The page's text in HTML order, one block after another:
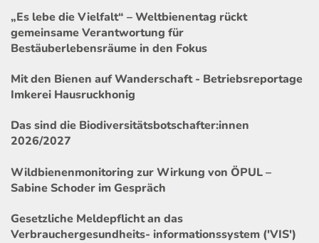
„Es lebe die Vielfalt“ – Weltbienentag rückt
gemeinsame Verantwortung für
Bestäuberlebensräume in den Fokus
Mit den Bienen auf Wanderschaft - Betriebsreportage
Imkerei Hausruckhonig
Das sind die Biodiversitätsbotschafter:innen
2026/2027
Wildbienenmonitoring zur Wirkung von ÖPUL –
Sabine Schoder im Gespräch
Gesetzliche Meldepflicht an das
Verbrauchergesundheits- informationssystem ('VIS')